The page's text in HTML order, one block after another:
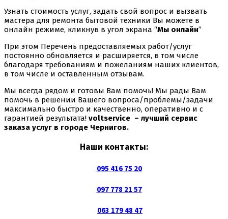
Узнать стоимость услуг, задать свой вопрос и вызвать
мастера для ремонта бытовой техники Вы можете в
онлайн режиме, кликнув в угол экрана “Мы онлайн”
При этом Перечень предоставляемых работ/услуг
постоянно обновляется и расширяется, в том числе
благодаря требованиям и пожеланиям наших клиентов,
в том числе и оставленным отзывам.
Мы всегда рядом и готовы Вам помочь! Мы рады Вам
помочь в решении Вашего вопроса/проблемы/задачи
максимально быстро и качественно, оперативно и с
гарантией результата! voltservice – лучший сервис
заказа услуг в городе Чернигов.
Наши контакты:
095 416 75 20
097 778 21 57
063 179 48 47